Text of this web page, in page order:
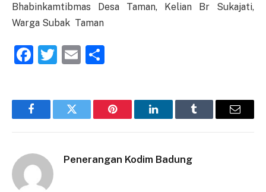
Bhabinkamtibmas Desa Taman, Kelian Br Sukajati,
Warga Subak Taman
Facebook
Twitter
Email
FacebookTwitter Pinterest LinkedInTumblr Email
Penerangan Kodim Badung